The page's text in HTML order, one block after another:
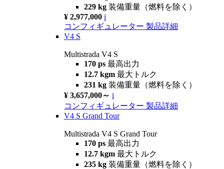
229 kg 装備重量（燃料を除く）
¥ 2,977,000 i
コンフィギュレーター 製品詳細
V4 S
Multistrada V4 S
170 ps 最高出力
12.7 kgm 最大トルク
231 kg 装備重量（燃料を除く）
¥ 3,657,000～ i
コンフィギュレーター 製品詳細
V4 S Grand Tour
Multistrada V4 S Grand Tour
170 ps 最高出力
12.7 kgm 最大トルク
235 kg 装備重量（燃料を除く）